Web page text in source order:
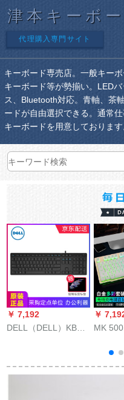
津本キーボー
代理購入専門サイト
キーボード専売店。一般キー
キーボード等が勢揃い。LED
ス、Bluetooth対応。青軸、茶
ードが自由選択できる。通常
キーボードを用意しております
￥ 7,192
DELL（DELL）KB
ートパッドボンディ
￥
MK 500
ムLED
触り金